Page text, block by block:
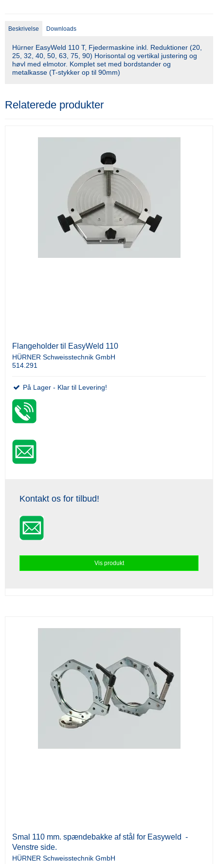
Beskrivelse Downloads
Hürner EasyWeld 110 T, Fjedermaskine inkl. Reduktioner (20,
25, 32, 40, 50, 63, 75, 90) Horisontal og vertikal justering og
høvl med elmotor. Komplet set med bordstander og
metalkasse (T-stykker op til 90mm)
Relaterede produkter
Flangeholder til EasyWeld 110
HÜRNER Schweisstechnik GmbH
514.291
På Lager - Klar til Levering!
Kontakt os for tilbud!
Vis produkt
Smal 110 mm. spændebakke af stål for Easyweld -
Venstre side.
HÜRNER Schweisstechnik GmbH